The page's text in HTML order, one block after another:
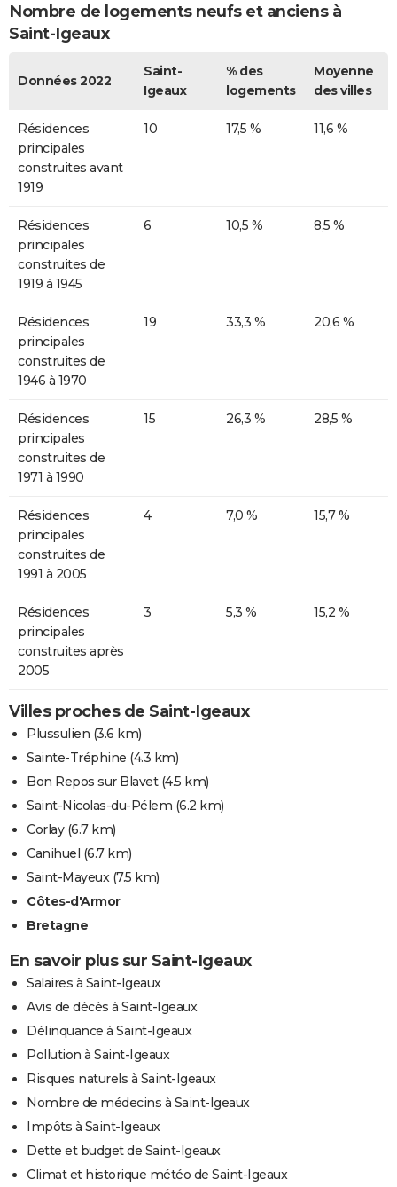
Nombre de logements neufs et anciens à
Saint-Igeaux
Données 2022
Saint-
Igeaux
% des
logements
Moyenne
des villes
Résidences
principales
construites avant
1919
10 17,5 % 11,6 %
Résidences
principales
construites de
1919 à 1945
6 10,5 % 8,5 %
Résidences
principales
construites de
1946 à 1970
19 33,3 % 20,6 %
Résidences
principales
construites de
1971 à 1990
15 26,3 % 28,5 %
Résidences
principales
construites de
1991 à 2005
4 7,0 % 15,7 %
Résidences
principales
construites après
2005
3 5,3 % 15,2 %
Villes proches de Saint-Igeaux
Plussulien (3.6 km)
Sainte-Tréphine (4.3 km)
Bon Repos sur Blavet(4.5 km)
Saint-Nicolas-du-Pélem (6.2 km)
Corlay(6.7 km)
Canihuel (6.7 km)
Saint-Mayeux(7.5 km)
Côtes-d'Armor
Bretagne
En savoir plus sur Saint-Igeaux
Salaires à Saint-Igeaux
Avis de décès à Saint-Igeaux
Délinquance à Saint-Igeaux
Pollution à Saint-Igeaux
Risques naturels à Saint-Igeaux
Nombre de médecins à Saint-Igeaux
Impôts à Saint-Igeaux
Dette et budget de Saint-Igeaux
Climat et historique météo de Saint-Igeaux